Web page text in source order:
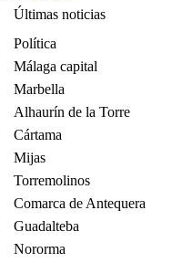
Últimas noticias
Política
Málaga capital
Marbella
Alhaurín de la Torre
Cártama
Mijas
Torremolinos
Comarca de Antequera
Guadalteba
Nororma